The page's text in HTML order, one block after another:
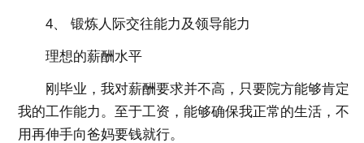
4、 锻炼人际交往能力及领导能力
理想的薪酬水平
刚毕业，我对薪酬要求并不高，只要院方能够肯定
我的工作能力。至于工资，能够确保我正常的生活，不
用再伸手向爸妈要钱就行。